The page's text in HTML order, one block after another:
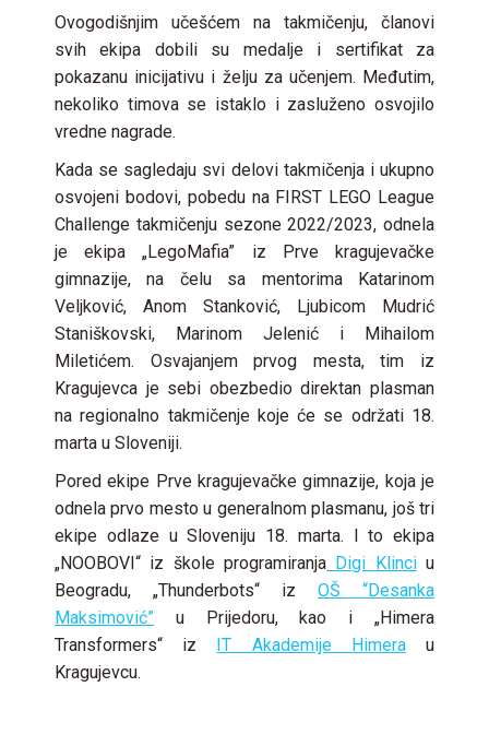
Ovogodišnjim učešćem na takmičenju, članovi
svih ekipa dobili su medalje i sertifikat za
pokazanu inicijativu i želju za učenjem. Međutim,
nekoliko timova se istaklo i zasluženo osvojilo
vredne nagrade.
Kada se sagledaju svi delovi takmičenja i ukupno
osvojeni bodovi, pobedu na FIRST LEGO League
Challenge takmičenju sezone 2022/2023, odnela
je ekipa „LegoMafia” iz Prve kragujevačke
gimnazije, na čelu sa mentorima Katarinom
Veljković, Anom Stanković, Ljubicom Mudrić
Staniškovski, Marinom Jelenić i Mihailom
Miletićem. Osvajanjem prvog mesta, tim iz
Kragujevca je sebi obezbedio direktan plasman
na regionalno takmičenje koje će se održati 18.
marta u Sloveniji.
Pored ekipe Prve kragujevačke gimnazije, koja je
odnela prvo mesto u generalnom plasmanu, još tri
ekipe odlaze u Sloveniju 18. marta. I to ekipa
„NOOBOVI“ iz škole programiranja Digi Klinciu
Beogradu, „Thunderbots“ iz OŠ “Desanka
Maksimović” u Prijedoru, kao i „Himera
Transformers“ iz IT Akademije Himerau
Kragujevcu.